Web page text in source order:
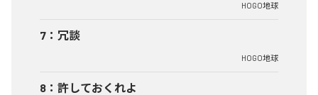
HOGO地球
7 ： 冗談
HOGO地球
8 ： 許しておくれよ